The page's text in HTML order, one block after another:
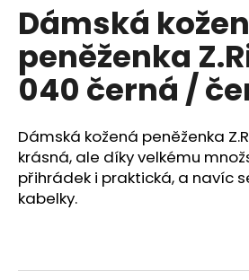
Dámská
peněženka
040 černá /
Dámská kožená peněženka
krásná, ale díky velkému
přihrádek i praktická, a navíc
kabelky.
D
o
p
o
r
č
u
j
e